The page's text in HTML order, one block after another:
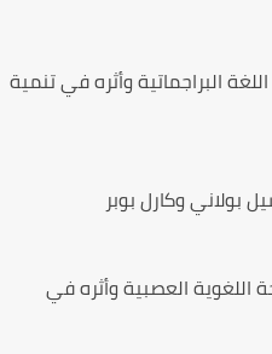
البراجماتية وأثره في تنمية
بولاني وكارل بوبر
اللغوية العصبية وأثره في